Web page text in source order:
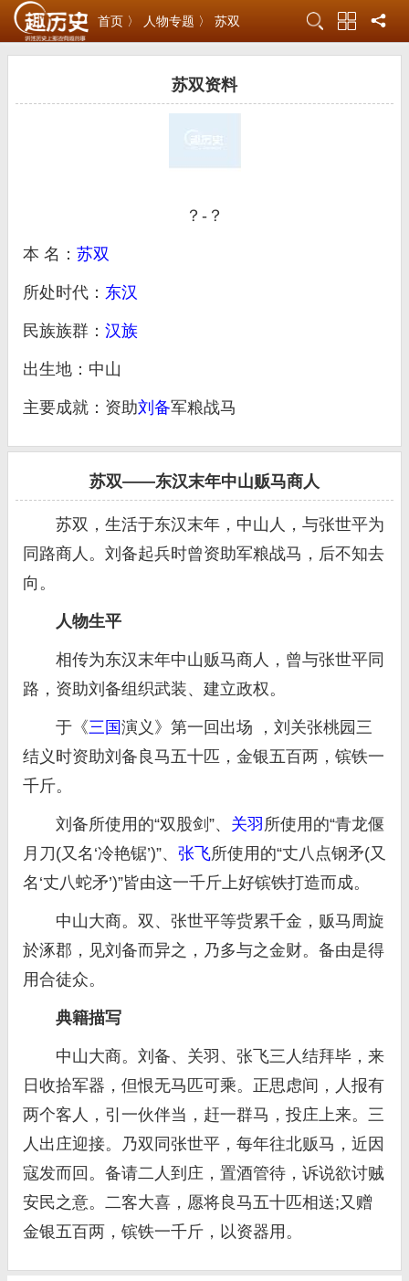
首页 〉 人物专题 〉 苏双
苏双资料
？-？
本 名： 苏双
所处时代： 东汉
民族族群： 汉族
出生地：中山
主要成就：资助刘备军粮战马
苏双——东汉末年中山贩马商人
苏双，生活于东汉末年，中山人，与张世平为
同路商人。刘备起兵时曾资助军粮战马，后不知去
向。
人物生平
相传为东汉末年中山贩马商人，曾与张世平同
路，资助刘备组织武装、建立政权。
于《三国演义》第一回出场 ，刘关张桃园三
结义时资助刘备良马五十匹，金银五百两，镔铁一
千斤。
刘备所使用的“双股剑”、 关羽所使用的“青龙偃
月刀(又名‘冷艳锯’)”、 张飞所使用的“丈八点钢矛(又
名‘丈八蛇矛’)”皆由这一千斤上好镔铁打造而成。
中山大商。双、张世平等赀累千金，贩马周旋
於涿郡，见刘备而异之，乃多与之金财。备由是得
用合徒众。
典籍描写
中山大商。刘备、关羽、张飞三人结拜毕，来
日收拾军器，但恨无马匹可乘。正思虑间，人报有
两个客人，引一伙伴当，赶一群马，投庄上来。三
人出庄迎接。乃双同张世平，每年往北贩马，近因
寇发而回。备请二人到庄，置酒管待，诉说欲讨贼
安民之意。二客大喜，愿将良马五十匹相送;又赠
金银五百两，镔铁一千斤，以资器用。